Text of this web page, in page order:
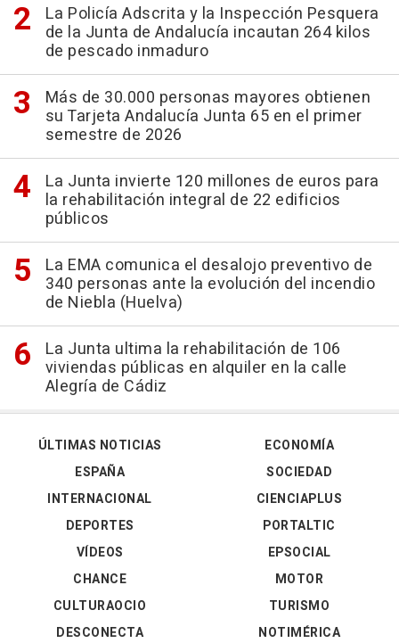
La Policía Adscrita y la Inspección Pesquera
de la Junta de Andalucía incautan 264 kilos
de pescado inmaduro
Más de 30.000 personas mayores obtienen
su Tarjeta Andalucía Junta 65 en el primer
semestre de 2026
La Junta invierte 120 millones de euros para
la rehabilitación integral de 22 edificios
públicos
La EMA comunica el desalojo preventivo de
340 personas ante la evolución del incendio
de Niebla (Huelva)
La Junta ultima la rehabilitación de 106
viviendas públicas en alquiler en la calle
Alegría de Cádiz
ÚLTIMAS NOTICIAS
ESPAÑA
INTERNACIONAL
DEPORTES
VÍDEOS
ECONOMÍA
SOCIEDAD
CIENCIAPLUS
PORTALTIC
EPSOCIAL
CHANCE
CULTURAOCIO
DESCONECTA
MOTOR
TURISMO
NOTIMÉRICA